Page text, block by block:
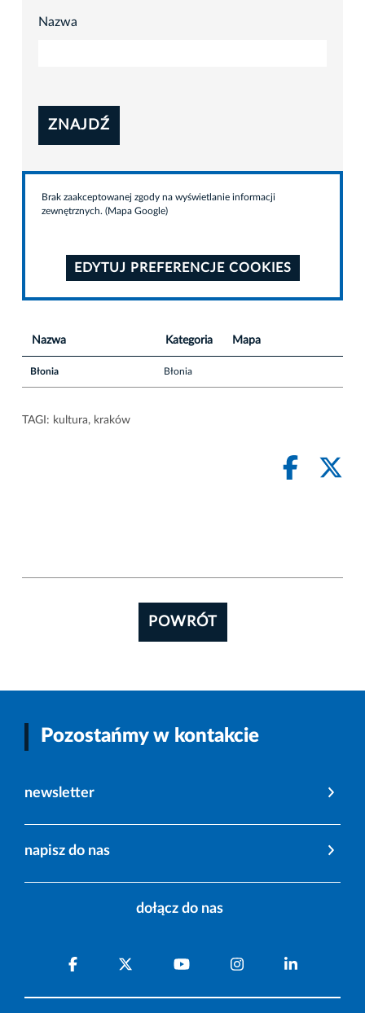
Nazwa
ZNAJDŹ
Brak zaakceptowanej zgody na wyświetlanie informacji
zewnętrznych. (Mapa Google)
EDYTUJ PREFERENCJE COOKIES
Nazwa Kategoria Mapa
Błonia Błonia
TAGI: kultura, kraków
POWRÓT
Pozostańmy w kontakcie
newsletter
napisz do nas
dołącz do nas